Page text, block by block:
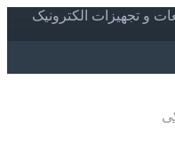
و تجهیزات الکترونیک